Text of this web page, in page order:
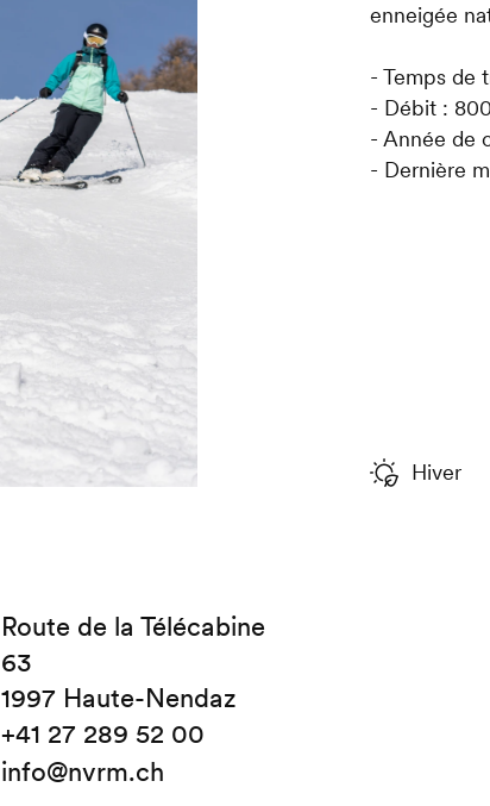
enneigée
- Temps de
- Débit :
- Année de
- Dernière
Hiver
Route de la Télécabine
63
1997 Haute-Nendaz
+41 27 289 52 00
info@nvrm.ch